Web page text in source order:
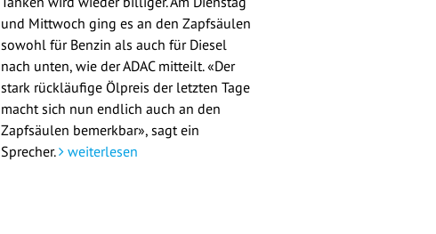
und Mittwoch ging es an den Zapfsäulen
sowohl für Benzin als auch für Diesel
nach unten, wie der ADAC mitteilt. «Der
stark rückläufige Ölpreis der letzten Tage
macht sich nun endlich auch an den
Zapfsäulen bemerkbar», sagt ein
Sprecher. weiterlesen